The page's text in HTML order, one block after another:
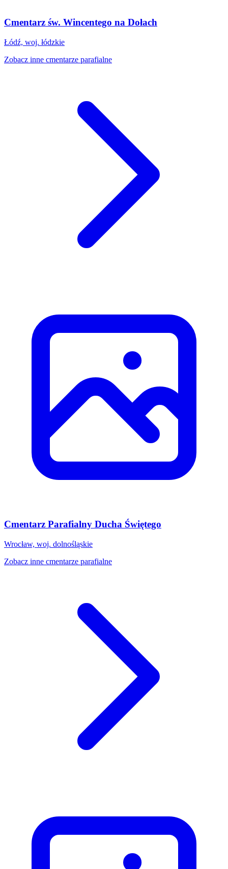
Cmentarz św. Wincentego na Dołach
Łódź, woj. łódzkie
Zobacz inne cmentarze parafialne
Cmentarz Parafialny Ducha Świętego
Wrocław, woj. dolnośląskie
Zobacz inne cmentarze parafialne